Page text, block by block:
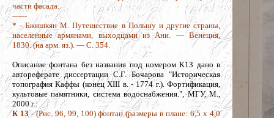
части фасада.
------
* - Бжишкян М. Путешествие в Польшу и другие страны,
населенные армянами, выходцами из Ани. — Венеция,
1830. (на арм. яз.). — С. 354.
Описание фонтана без названия под номером К13 дано в
автореферате диссертации С.Г. Бочарова "Историческая
топография Каффы (конец XIII в. - 1774 г.). Фортификация,
культовые памятники, система водоснабжения.", МГУ, М.,
2000 г.:
К 13- (Рис. 96, 99, 100) фонтан (размеры в плане: 6,5 х 4,0